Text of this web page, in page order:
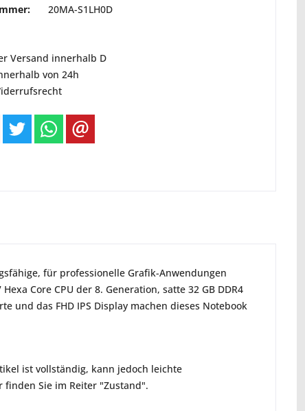
20MA-S1LH0D
Versand innerhalb D
von 24h
für professionelle Grafik-Anwendungen
Core CPU der 8. Generation, satte 32 GB DDR4
und das FHD IPS Display machen dieses Notebook
ist vollständig, kann jedoch leichte
Sie im Reiter "Zustand".